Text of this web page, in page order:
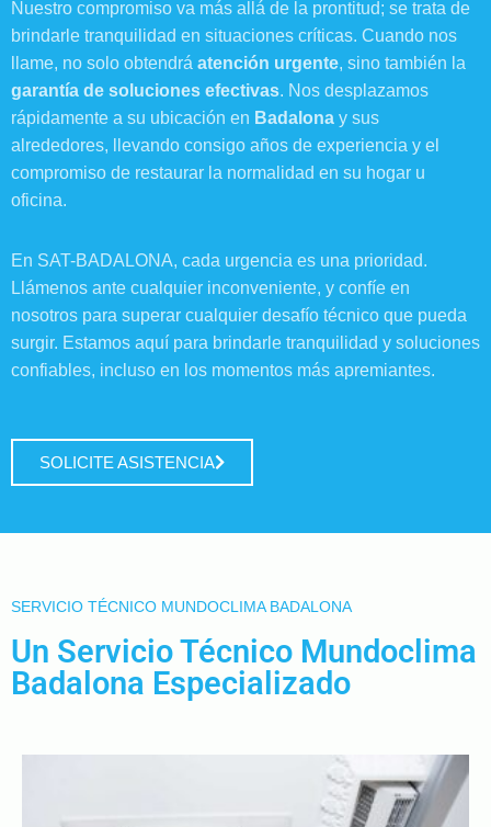
Nuestro compromiso va más allá de la prontitud; se trata de
brindarle tranquilidad en situaciones críticas. Cuando nos
llame, no solo obtendrá atención urgente, sino también la
garantía de soluciones efectivas. Nos desplazamos
rápidamente a su ubicación en Badalona y sus
alrededores, llevando consigo años de experiencia y el
compromiso de restaurar la normalidad en su hogar u
oficina.
En SAT-BADALONA, cada urgencia es una prioridad.
Llámenos ante cualquier inconveniente, y confíe en
nosotros para superar cualquier desafío técnico que pueda
surgir. Estamos aquí para brindarle tranquilidad y soluciones
confiables, incluso en los momentos más apremiantes.
SOLICITE ASISTENCIA
SERVICIO TÉCNICO MUNDOCLIMA BADALONA
Un Servicio Técnico Mundoclima
Badalona Especializado